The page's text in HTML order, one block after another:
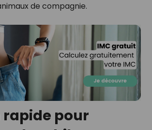
de compagnie.
rapide pour